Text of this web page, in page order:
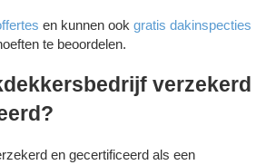
en kunnen ook gratis dakinspecties
te beoordelen.
verzekerd
en gecertificeerd als een